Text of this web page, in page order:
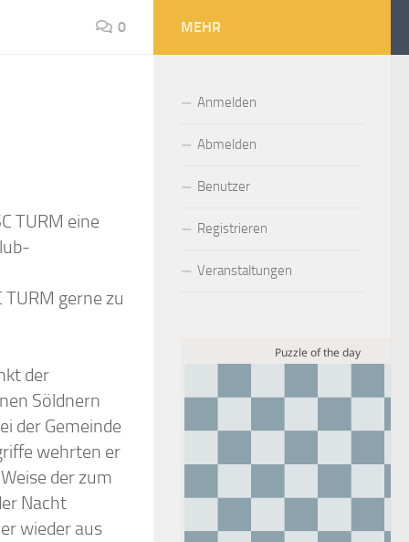
0
TURM eine
gerne zu
der
Söldnern
der Gemeinde
wehrten er
der zum
Nacht
wieder aus
MEHR
Anmelden
Abmelden
Benutzer
Registrieren
Veranstaltungen